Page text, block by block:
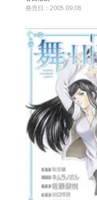
発売日：2005.09.08